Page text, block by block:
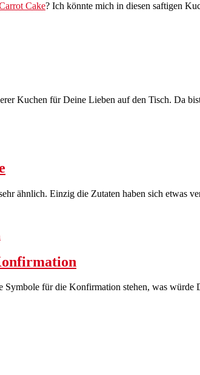
Cake? Ich könnte mich in diesen saftigen
Kuchen für Deine Lieben auf den Tisch. Da
ähnlich. Einzig die Zutaten haben sich etwas
für die Konfirmation stehen, was würde